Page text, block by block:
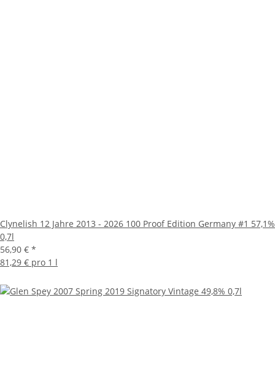
Clynelish 12 Jahre 2013 - 2026 100 Proof Edition Germany #1 57,1%
0,7l
56,90 € *
81,29 € pro 1 l